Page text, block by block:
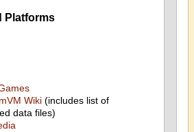
Platforms
Wiki(includes list of
data files)